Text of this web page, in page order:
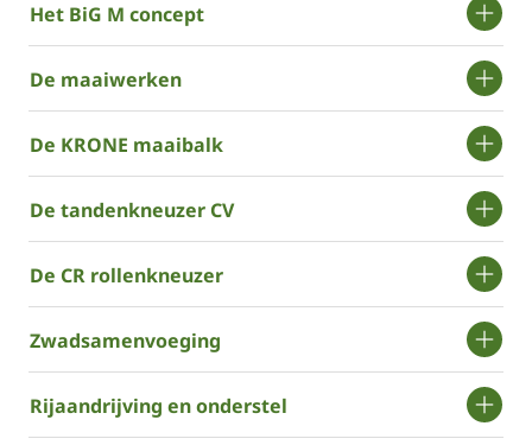
Het BiG M concept
De maaiwerken
De ­­KRONE maaibalk
De tandenkneuzer CV
De CR rollenkneuzer
Zwadsamenvoeging
Rijaandrijving en onderstel